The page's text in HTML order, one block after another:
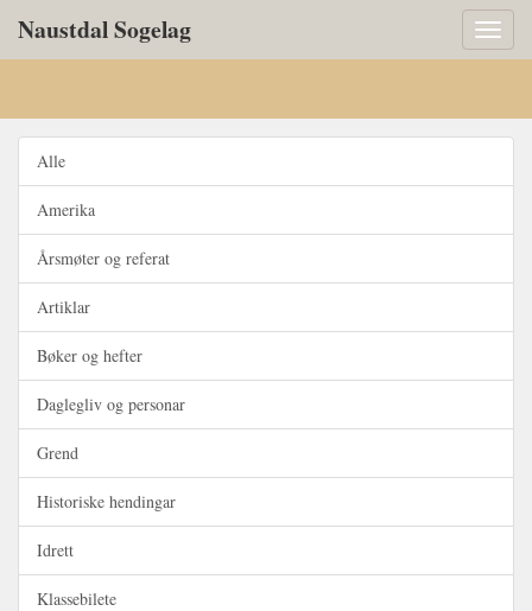
Toggle
Naustdal Sogelag
Alle
Amerika
Årsmøter og referat
Artiklar
Bøker og hefter
Daglegliv og personar
Grend
Historiske hendingar
Idrett
Klassebilete